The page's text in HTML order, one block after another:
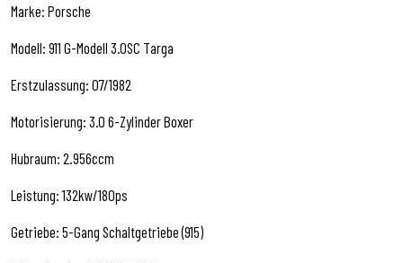
Marke: Porsche
Modell: 911 G-Modell 3.0SC Targa
Erstzulassung: 07/1982
Motorisierung: 3.0 6-Zylinder Boxer
Hubraum: 2.956ccm
Leistung: 132kw/180ps
Getriebe: 5-Gang Schaltgetriebe (915)